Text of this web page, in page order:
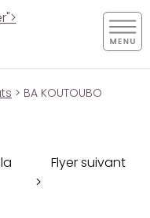
> BA KOUTOUBO
Flyer suivant
>